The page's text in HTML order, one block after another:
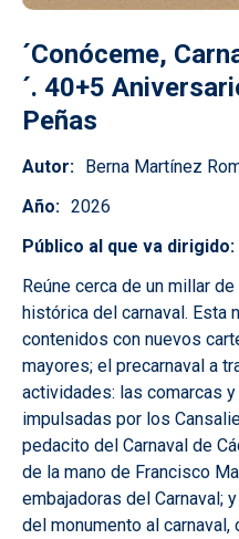
´Conóceme,
´. 40+5
Peñas
Autor
Berna Martínez
Año
2026
Público al que va dirigido
Reúne cerca de un millar
histórica del carnaval. Esta
contenidos con nuevos
mayores; el precarnaval a
actividades: las comarcas
impulsadas por los
pedacito del Carnaval de
de la mano de Francisco
embajadoras del Carnaval;
del monumento al